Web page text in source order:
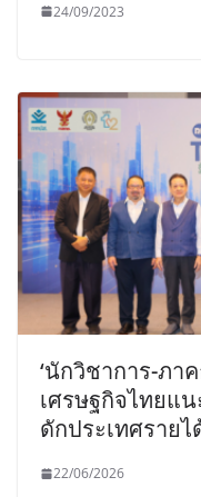
24/09/2023
‘นักวิชาการ-ภา
เศรษฐกิจไทยแ
ดักประเทศราย
22/06/2026